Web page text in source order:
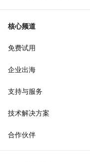
核心频道
免费试用
企业出海
支持与服务
技术解决方案
合作伙伴